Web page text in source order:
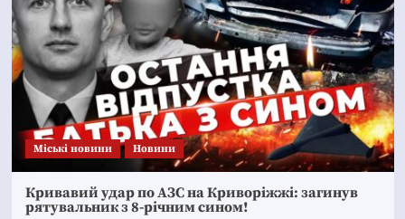
Mіські новини Новини
Кривавий удар по АЗС на Криворіжжі: загинув
рятувальник з 8-річним сином!